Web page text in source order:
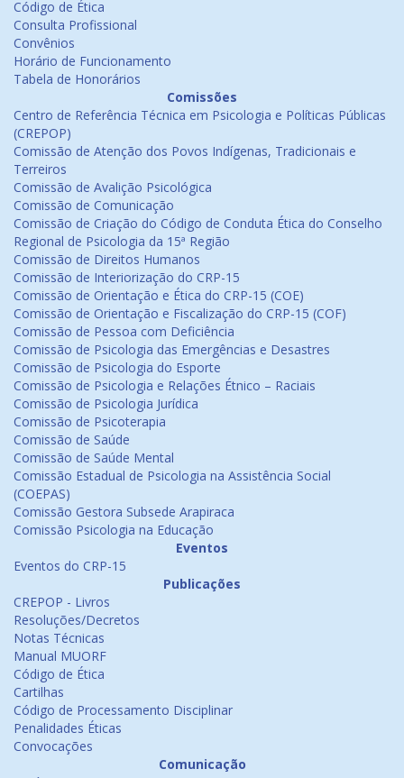
Código de Ética
Consulta Profissional
Convênios
Horário de Funcionamento
Tabela de Honorários
Comissões
Centro de Referência Técnica em Psicologia e Políticas Públicas
(CREPOP)
Comissão de Atenção dos Povos Indígenas, Tradicionais e
Terreiros
Comissão de Avalição Psicológica
Comissão de Comunicação
Comissão de Criação do Código de Conduta Ética do Conselho
Regional de Psicologia da 15ª Região
Comissão de Direitos Humanos
Comissão de Interiorização do CRP-15
Comissão de Orientação e Ética do CRP-15 (COE)
Comissão de Orientação e Fiscalização do CRP-15 (COF)
Comissão de Pessoa com Deficiência
Comissão de Psicologia das Emergências e Desastres
Comissão de Psicologia do Esporte
Comissão de Psicologia e Relações Étnico – Raciais
Comissão de Psicologia Jurídica
Comissão de Psicoterapia
Comissão de Saúde
Comissão de Saúde Mental
Comissão Estadual de Psicologia na Assistência Social
(COEPAS)
Comissão Gestora Subsede Arapiraca
Comissão Psicologia na Educação
Eventos
Eventos do CRP-15
Publicações
CREPOP - Livros
Resoluções/Decretos
Notas Técnicas
Manual MUORF
Código de Ética
Cartilhas
Código de Processamento Disciplinar
Penalidades Éticas
Convocações
Comunicação